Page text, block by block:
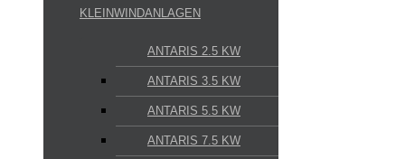
KLEINWINDANLAGEN
ANTARIS 2.5 KW
ANTARIS 3.5 KW
ANTARIS 5.5 KW
ANTARIS 7.5 KW